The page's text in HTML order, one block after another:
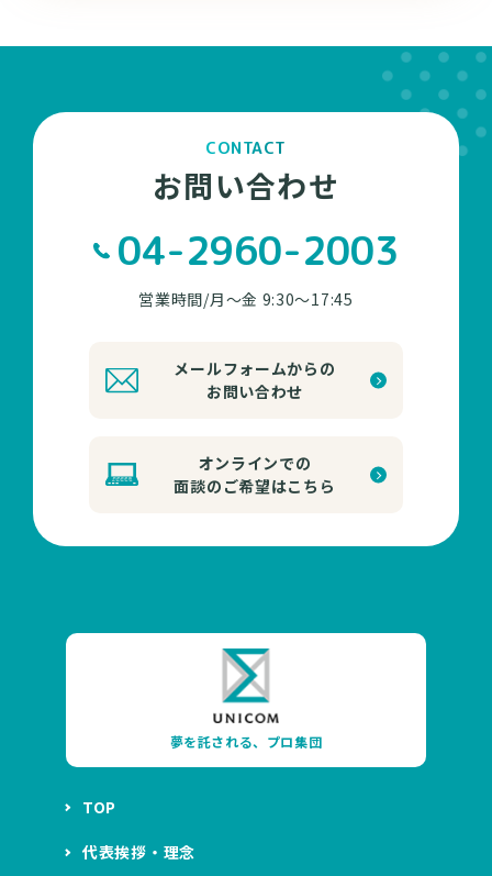
CONTACT
お問い合わせ
04-2960-2003
営業時間/月～金 9:30～17:45
メールフォームからの
お問い合わせ
オンラインでの
面談のご希望はこちら
夢を託される、プロ集団
TOP
代表挨拶・理念